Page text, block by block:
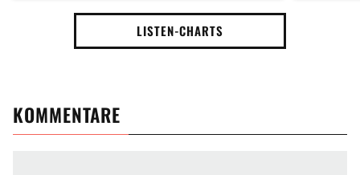
LISTEN-CHARTS
KOMMENTARE